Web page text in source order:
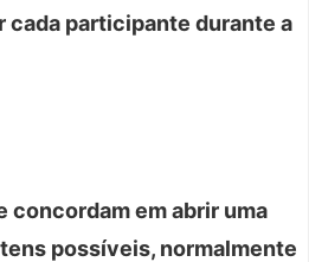
cada participante durante a
concordam em abrir uma
possíveis, normalmente